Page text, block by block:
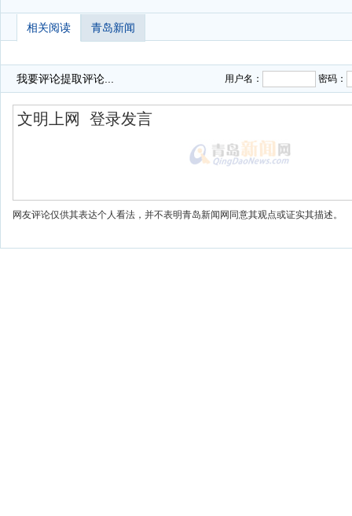
相关阅读 青岛新闻
我要评论提取评论... 用户名： 密码：
网友评论仅供其表达个人看法，并不表明青岛新闻网同意其观点或证实其描述。